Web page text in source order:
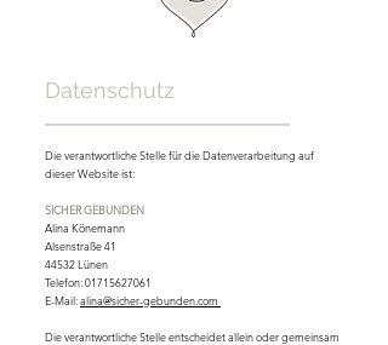
Datenschutz
Die verantwortliche Stelle für die Datenverarbeitung auf
dieser Website ist:
SICHER GEBUNDEN
Alina Könemann
Alsenstraße 41
44532 Lünen
Telefon:01715627061
E-Mail:alina@sicher-gebunden.com
Die verantwortliche Stelle entscheidet allein oder gemeinsam